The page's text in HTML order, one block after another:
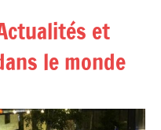
et
le monde